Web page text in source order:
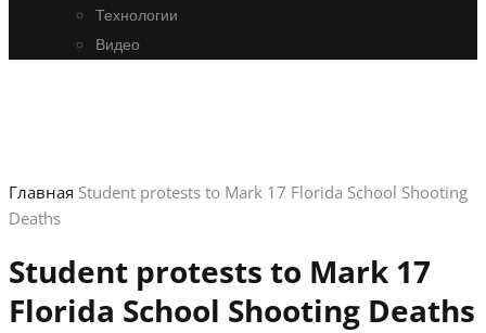
Технологии
Видео
Главная Student protests to Mark 17 Florida School Shooting
Deaths
Student protests to Mark 17
Florida School Shooting Deaths